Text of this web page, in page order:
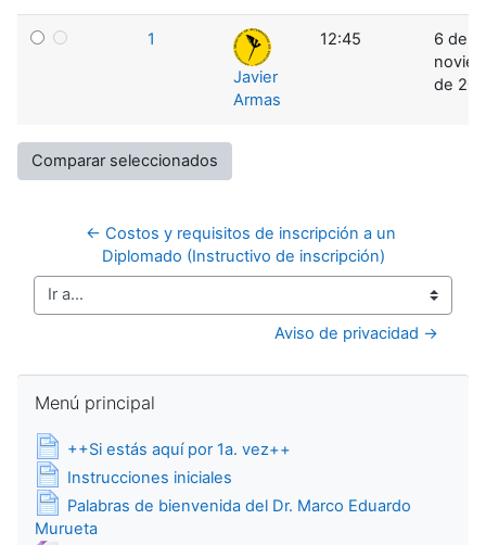
1
Javier
Armas
12:45
6 de
de
← Costos y requisitos de inscripción a un
Diplomado (Instructivo de inscripción)
Ir a...
Aviso de privacidad →
Menú principal
++Si estás aquí por 1a. vez++
Instrucciones iniciales
Palabras de bienvenida del Dr. Marco Eduardo
MuruetaPágina